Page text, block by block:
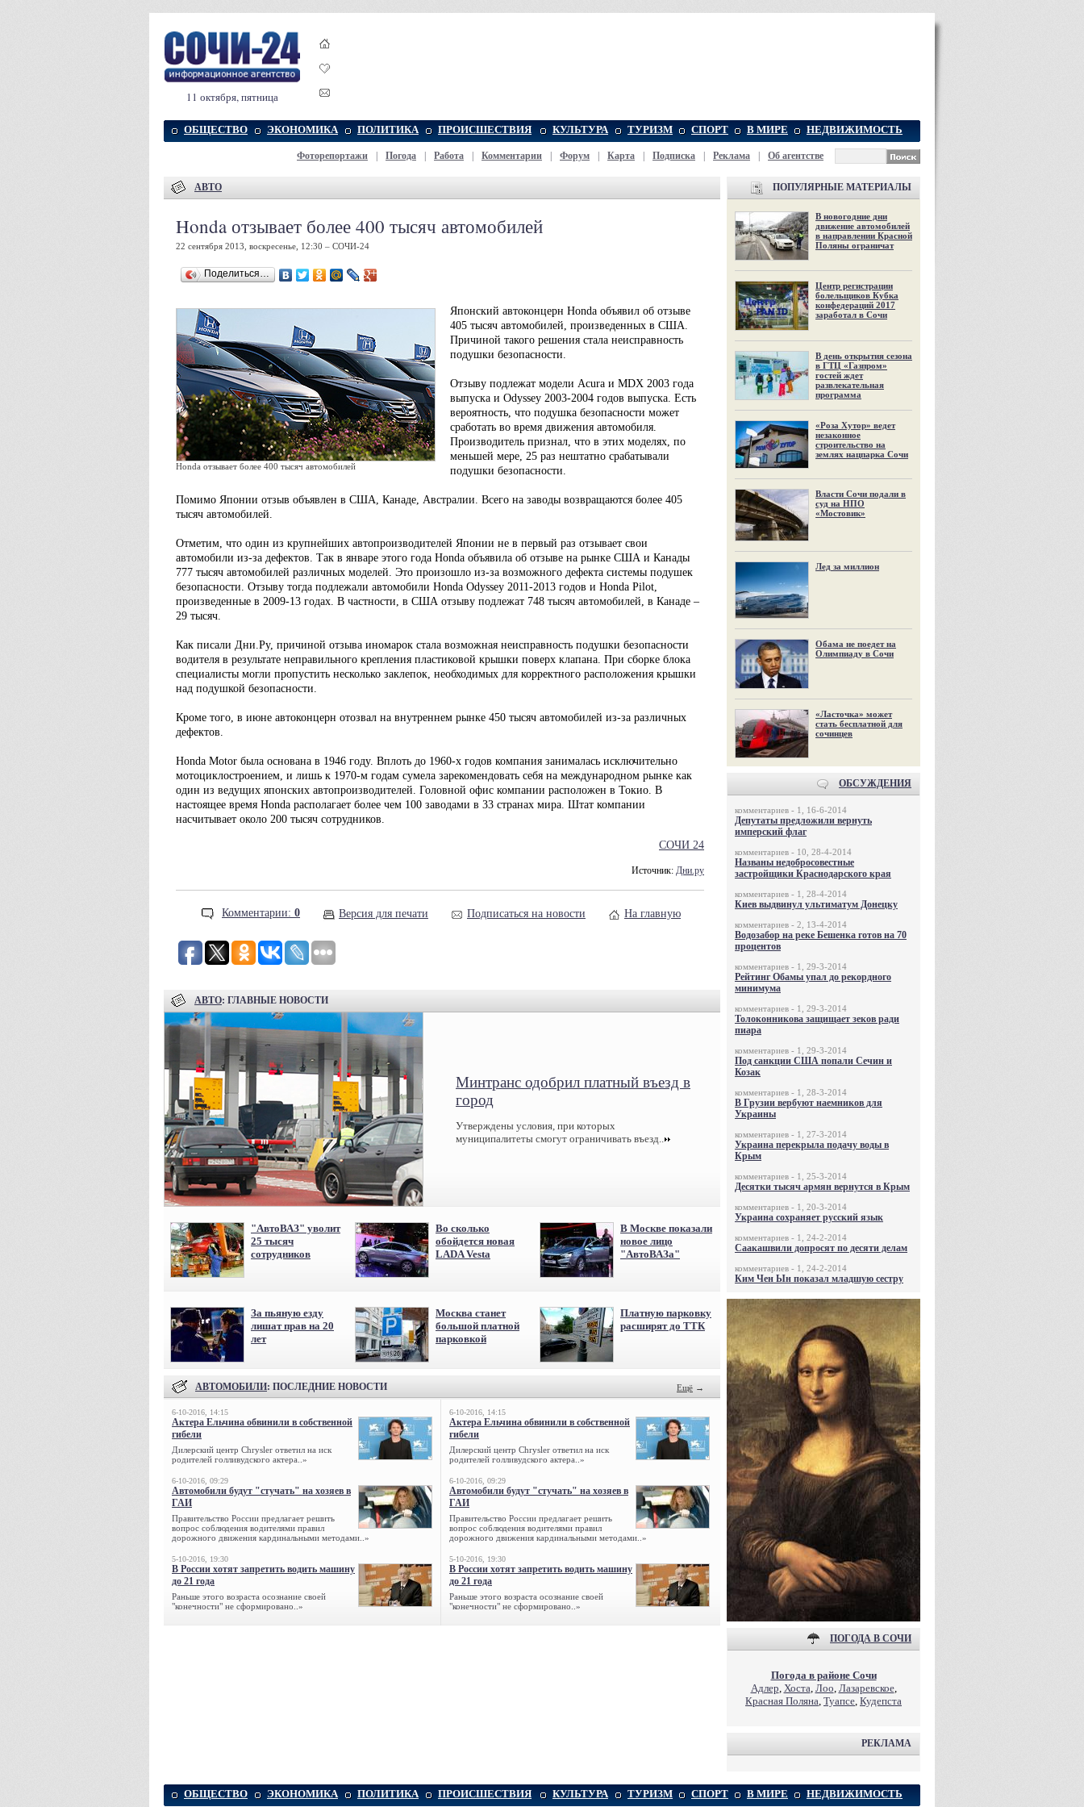
11 октября, пятница
ОБЩЕСТВО ЭКОНОМИКА ПОЛИТИКА ПРОИСШЕСТВИЯ КУЛЬТУРА ТУРИЗМ СПОРТ В МИРЕ НЕДВИЖИМОСТЬ
Фоторепортажи Погода Работа Комментарии Форум Карта Подписка Реклама Об агентстве
АВТО
Honda отзывает более 400 тысяч автомобилей
22 сентября 2013, воскресенье, 12:30 – СОЧИ-24
Поделиться…
Honda отзывает более 400 тысяч автомобилей
Японский автоконцерн Honda объявил об отзыве
405 тысяч автомобилей, произведенных в США.
Причиной такого решения стала неисправность
подушки безопасности.
Отзыву подлежат модели Acura и MDX 2003 года
выпуска и Odyssey 2003-2004 годов выпуска. Есть
вероятность, что подушка безопасности может
сработать во время движения автомобиля.
Производитель признал, что в этих моделях, по
меньшей мере, 25 раз нештатно срабатывали
подушки безопасности.
Помимо Японии отзыв объявлен в США, Канаде, Австралии. Всего на заводы возвращаются более 405
тысяч автомобилей.
Отметим, что один из крупнейших автопроизводителей Японии не в первый раз отзывает свои
автомобили из-за дефектов. Так в январе этого года Honda объявила об отзыве на рынке США и Канады
777 тысяч автомобилей различных моделей. Это произошло из-за возможного дефекта системы подушек
безопасности. Отзыву тогда подлежали автомобили Honda Odyssey 2011-2013 годов и Honda Pilot,
произведенные в 2009-13 годах. В частности, в США отзыву подлежат 748 тысяч автомобилей, в Канаде –
29 тысяч.
Как писали Дни.Ру, причиной отзыва иномарок стала возможная неисправность подушки безопасности
водителя в результате неправильного крепления пластиковой крышки поверх клапана. При сборке блока
специалисты могли пропустить несколько заклепок, необходимых для корректного расположения крышки
над подушкой безопасности.
Кроме того, в июне автоконцерн отозвал на внутреннем рынке 450 тысяч автомобилей из-за различных
дефектов.
Honda Motor была основана в 1946 году. Вплоть до 1960-х годов компания занималась исключительно
мотоциклостроением, и лишь к 1970-м годам сумела зарекомендовать себя на международном рынке как
один из ведущих японских автопроизводителей. Головной офис компании расположен в Токио. В
настоящее время Honda располагает более чем 100 заводами в 33 странах мира. Штат компании
насчитывает около 200 тысяч сотрудников.
СОЧИ 24
Источник: Дни.ру
Комментарии: 0 Версия для печати Подписаться на новости На главную
АВТО: ГЛАВНЫЕ НОВОСТИ
Минтранс одобрил платный въезд в
город
Утверждены условия, при которых
муниципалитеты смогут ограничивать въезд..
"АвтоВАЗ" уволит
25 тысяч
сотрудников
Во сколько
обойдется новая
LADA Vesta
В Москве показали
новое лицо
"АвтоВАЗа"
За пьяную езду
лишат прав на 20
лет
Москва станет
большой платной
парковкой
Платную парковку
расширят до ТТК
АВТОМОБИЛИ: ПОСЛЕДНИЕ НОВОСТИ Ещё →
6-10-2016, 14:15
Актера Ельчина обвинили в собственной
гибели
Дилерский центр Chrysler ответил на иск
родителей голливудского актера..»
6-10-2016, 09:29
Автомобили будут "стучать" на хозяев в
ГАИ
Правительство России предлагает решить
вопрос соблюдения водителями правил
дорожного движения кардинальными методами..»
5-10-2016, 19:30
В России хотят запретить водить машину
до 21 года
Раньше этого возраста осознание своей
"конечности" не сформировано..»
6-10-2016, 14:15
Актера Ельчина обвинили в собственной
гибели
Дилерский центр Chrysler ответил на иск
родителей голливудского актера..»
6-10-2016, 09:29
Автомобили будут "стучать" на хозяев в
ГАИ
Правительство России предлагает решить
вопрос соблюдения водителями правил
дорожного движения кардинальными методами..»
5-10-2016, 19:30
В России хотят запретить водить машину
до 21 года
Раньше этого возраста осознание своей
"конечности" не сформировано..»
ПОПУЛЯРНЫЕ МАТЕРИАЛЫ
В новогодние дни
движение автомобилей
в направлении Красной
Поляны ограничат
Центр регистрации
болельщиков Кубка
конфедераций 2017
заработал в Сочи
В день открытия сезона
в ГТЦ «Газпром»
гостей ждет
развлекательная
программа
«Роза Хутор» ведет
незаконное
строительство на
землях нацпарка Сочи
Власти Сочи подали в
суд на НПО
«Мостовик»
Лед за миллион
Обама не поедет на
Олимпиаду в Сочи
«Ласточка» может
стать бесплатной для
сочинцев
ОБСУЖДЕНИЯ
комментариев - 1, 16-6-2014
Депутаты предложили вернуть
имперский флаг
комментариев - 10, 28-4-2014
Названы недобросовестные
застройщики Краснодарского края
комментариев - 1, 28-4-2014
Киев выдвинул ультиматум Донецку
комментариев - 2, 13-4-2014
Водозабор на реке Бешенка готов на 70
процентов
комментариев - 1, 29-3-2014
Рейтинг Обамы упал до рекордного
минимума
комментариев - 1, 29-3-2014
Толоконникова защищает зеков ради
пиара
комментариев - 1, 29-3-2014
Под санкции США попали Сечин и
Козак
комментариев - 1, 28-3-2014
В Грузии вербуют наемников для
Украины
комментариев - 1, 27-3-2014
Украина перекрыла подачу воды в
Крым
комментариев - 1, 25-3-2014
Десятки тысяч армян вернутся в Крым
комментариев - 1, 20-3-2014
Украина сохраняет русский язык
комментариев - 1, 24-2-2014
Саакашвили допросят по десяти делам
комментариев - 1, 24-2-2014
Ким Чен Ын показал младшую сестру
ПОГОДА В СОЧИ
Погода в районе Сочи
Адлер, Хоста, Лоо, Лазаревское,
Красная Поляна, Туапсе, Кудепста
РЕКЛАМА
ОБЩЕСТВО ЭКОНОМИКА ПОЛИТИКА ПРОИСШЕСТВИЯ КУЛЬТУРА ТУРИЗМ СПОРТ В МИРЕ НЕДВИЖИМОСТЬ